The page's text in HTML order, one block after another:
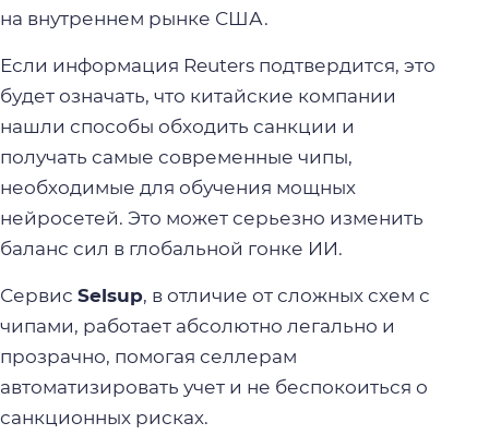
на внутреннем рынке США.
Если информация Reuters подтвердится, это
будет означать, что китайские компании
нашли способы обходить санкции и
получать самые современные чипы,
необходимые для обучения мощных
нейросетей. Это может серьезно изменить
баланс сил в глобальной гонке ИИ.
Сервис Selsup, в отличие от сложных схем с
чипами, работает абсолютно легально и
прозрачно, помогая селлерам
автоматизировать учет и не беспокоиться о
санкционных рисках.